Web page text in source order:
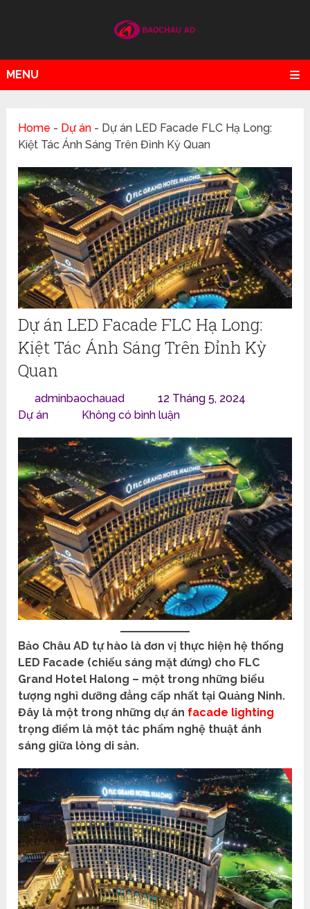
MENU
Home - Dự án - Dự án LED Facade FLC Hạ Long:
Kiệt Tác Ánh Sáng Trên Đỉnh Kỳ Quan
Dự án LED Facade FLC Hạ Long:
Kiệt Tác Ánh Sáng Trên Đỉnh Kỳ
Quan
adminbaochauad
12 Tháng 5, 2024
Dự án
Không có bình luận
Bảo Châu AD tự hào là đơn vị thực hiện hệ thống
LED Facade (chiếu sáng mặt đứng) cho FLC
Grand Hotel Halong – một trong những biểu
tượng nghỉ dưỡng đẳng cấp nhất tại Quảng Ninh.
Đây là một trong những dự án facade lighting
trọng điểm là một tác phẩm nghệ thuật ánh
sáng giữa lòng di sản.